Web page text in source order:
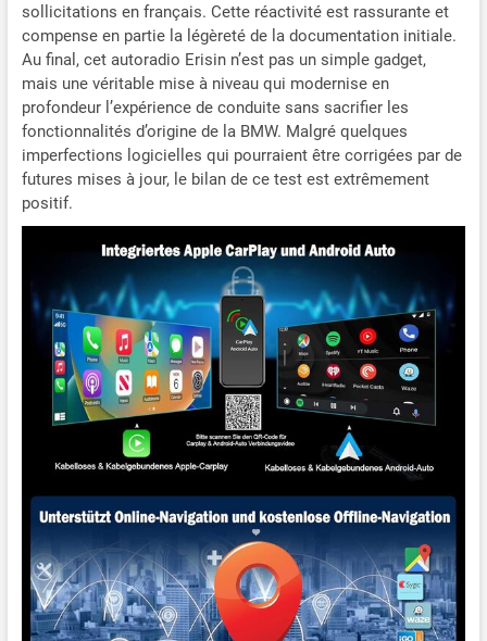
sollicitations en français. Cette réactivité est rassurante et
compense en partie la légèreté de la documentation initiale.
Au final, cet autoradio Erisin n’est pas un simple gadget,
mais une véritable mise à niveau qui modernise en
profondeur l’expérience de conduite sans sacrifier les
fonctionnalités d’origine de la BMW. Malgré quelques
imperfections logicielles qui pourraient être corrigées par de
futures mises à jour, le bilan de ce test est extrêmement
positif.